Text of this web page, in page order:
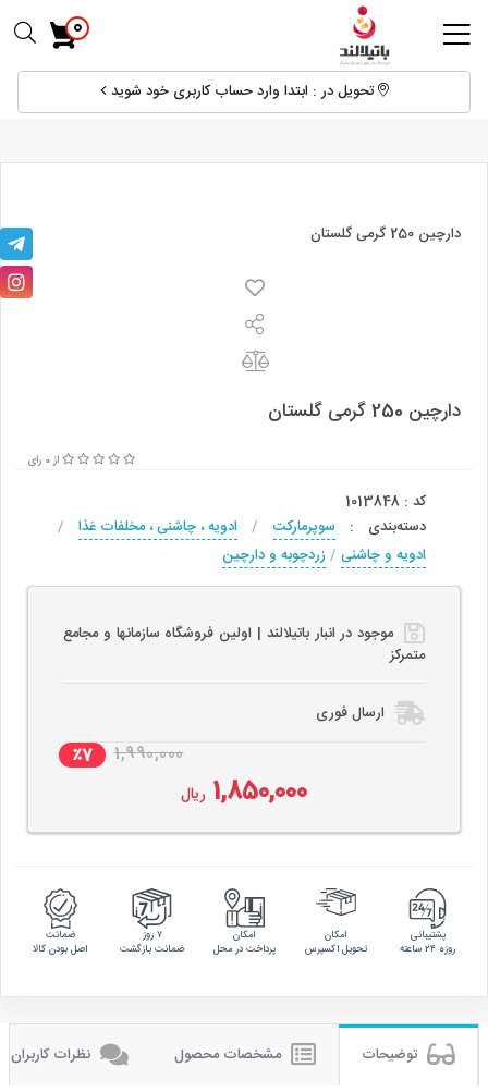
0
تحویل در : ابتدا وارد حساب کاربری خود شوید
دارچین 250 گرمی گلستان
دارچین 250 گرمی گلستان
از 0 رای
کد :
1013848
دسته‌بندی : سوپرمارکت / ادویه ، چاشنی ، مخلفات غذا
/
ادویه و چاشنی / زردچوبه و دارچین
موجود در انبار باتیلالند | اولین فروشگاه سازمانها و مجامع
متمرکز
ارسال فوری
1,990,000 ٪7
1,850,000 ریال
پشتیبانی
روزه ۲۴ ساعته
امکان
تحویل اکسپرس
امکان
پرداخت در محل
۷ روز
ضمانت بازگشت
ضمانت
اصل بودن کالا
توضیحات مشخصات محصول نظرات کاربران